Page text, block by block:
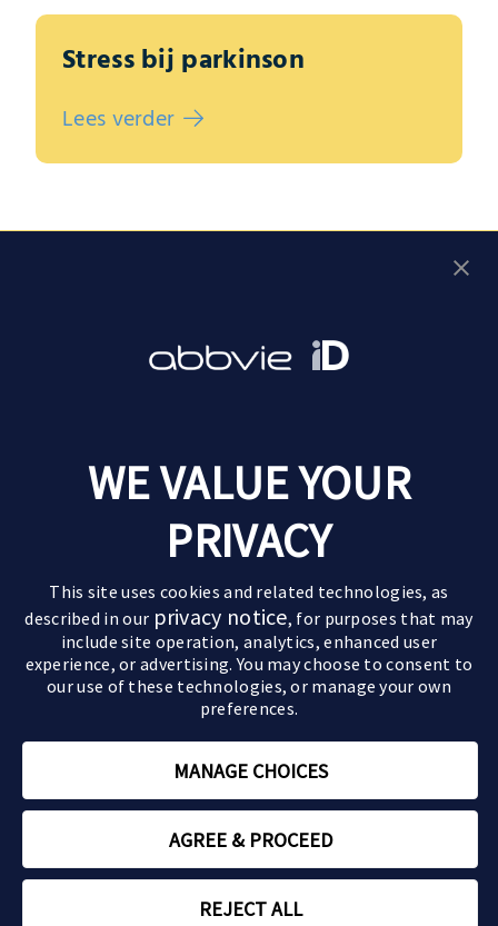
Stress bij parkinson
Lees verder
Goede momenten
Leefstijltips
Actief zijn
Relaties
Over parkinson
De ziekte van parkinson
Verloop van de ziekte
Symptomen
Motorische symptomen
Niet-motorische symptomen
Behandelingen
Medicijnen
Geavanceerde behandelingen
Paramedische zorg
Partners & kinderen
Impact op partner en kinderen
Impact op de relatie
Zorgen voor een ouder
Tips om voor jezelf te zorgen
Sommige beelden en personages op deze website
zijn AI-gegenereerd of dienen uitsluitend ter
Gebruikersvoorwaarden
Contact
WE VALUE YOUR
PRIVACY
This site uses cookies and related technologies, as
described in our privacy notice, for purposes that may
include site operation, analytics, enhanced user
experience, or advertising. You may choose to consent to
our use of these technologies, or manage your own
preferences.
MANAGE CHOICES
AGREE & PROCEED
REJECT ALL